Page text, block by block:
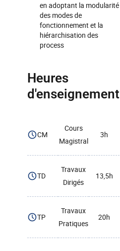
en adoptant la modularité
des modes de
fonctionnement et la
hiérarchisation des
process
Heures
d'enseignement
CM
Cours
Magistral
3h
TD
Travaux
Dirigés
13,5h
TP
Travaux
Pratiques
20h